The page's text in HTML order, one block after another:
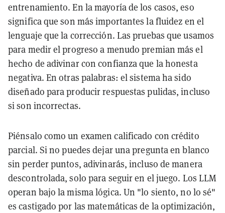
entrenamiento. En la mayoría de los casos, eso
significa que son más importantes la fluidez en el
lenguaje que la corrección. Las pruebas que usamos
para medir el progreso a menudo premian más el
hecho de adivinar con confianza que la honesta
negativa. En otras palabras: el sistema ha sido
diseñado para producir respuestas pulidas, incluso
si son incorrectas.
Piénsalo como un examen calificado con crédito
parcial. Si no puedes dejar una pregunta en blanco
sin perder puntos, adivinarás, incluso de manera
descontrolada, solo para seguir en el juego. Los LLM
operan bajo la misma lógica. Un "lo siento, no lo sé"
es castigado por las matemáticas de la optimización,